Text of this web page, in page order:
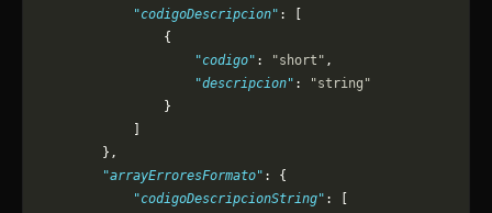
            "codigoDescripcion"
: [
                {
                    "codigo"
: "short" ,
                    "descripcion"
:
"string"
                }
        },
        "arrayErroresFormato"
: {
            "codigoDescripcionString"
: [